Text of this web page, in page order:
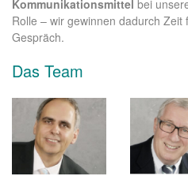
Kommunikationsmittel bei
Rolle – wir gewinnen dadurch
Gespräch.
Das Team